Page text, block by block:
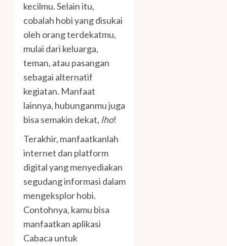
kecilmu. Selain itu,
cobalah hobi yang disukai
oleh orang terdekatmu,
mulai dari keluarga,
teman, atau pasangan
sebagai alternatif
kegiatan. Manfaat
lainnya, hubunganmu juga
bisa semakin dekat, lho!
Terakhir, manfaatkanlah
internet dan platform
digital yang menyediakan
segudang informasi dalam
mengeksplor hobi.
Contohnya, kamu bisa
manfaatkan aplikasi
Cabaca untuk